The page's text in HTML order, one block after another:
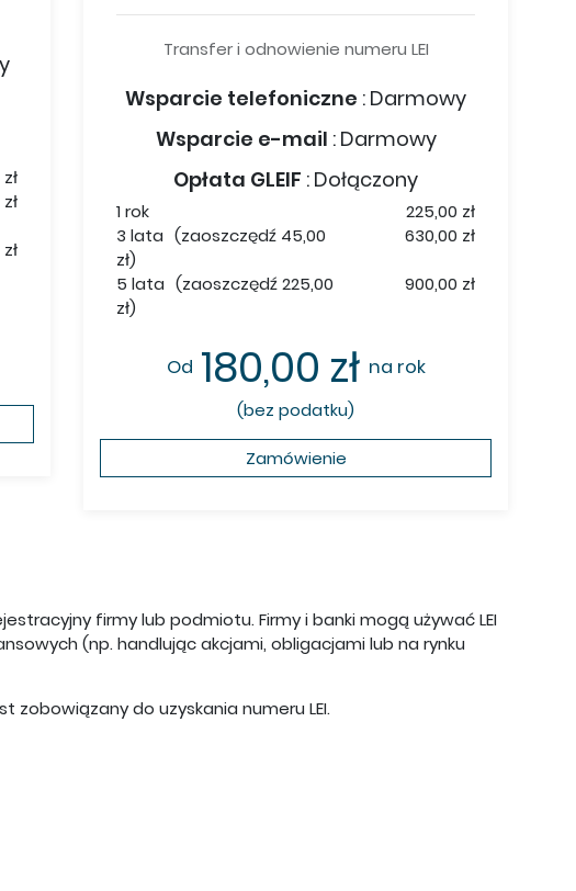
Transfer i odnowienie numeru LEI
Wsparcie telefoniczne : Darmowy
Wsparcie e-mail : Darmowy
Opłata GLEIF : Dołączony
1 rok
225,00 zł
3 lata (zaoszczędź 45,00
zł)
630,00 zł
5 lata (zaoszczędź 225,00
zł)
900,00 zł
Od 180,00 zł na rok
(bez podatku)
Zamówienie
firmy lub podmiotu. Firmy i banki mogą używać LEI
(np. handlując akcjami, obligacjami lub na rynku
zobowiązany do uzyskania numeru LEI.